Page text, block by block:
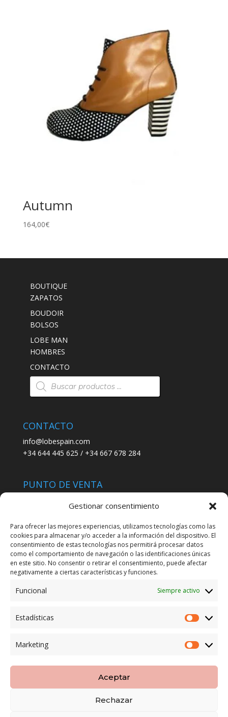
Gestionar consentimiento
Para ofrecer las mejores experiencias, utilizamos tecnologías como las
cookies para almacenar y/o acceder a la información del dispositivo. El
consentimiento de estas tecnologías nos permitirá procesar datos
como el comportamiento de navegación o las identificaciones únicas
en este sitio. No consentir o retirar el consentimiento, puede afectar
negativamente a ciertas características y funciones.
Funcional Siempre activo
Estadísticas
Marketing
Aceptar
Rechazar
Autumn
164,00€
BOUTIQUE
ZAPATOS
BOUDOIR
BOLSOS
LOBE MAN
HOMBRES
CONTACTO
Búsqueda
de
productos
CONTACTO
info@lobespain.com
+34 644 445 625 / +34 667 678 284
PUNTO DE VENTA
C/ San José 6, 11004 Cádiz
LEGAL
POLÍTICA DE ENVÍO
TERMINOS Y CONDICIONES